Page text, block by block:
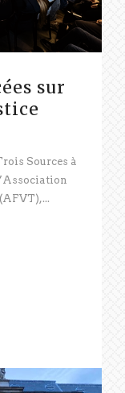
sur
Sources à